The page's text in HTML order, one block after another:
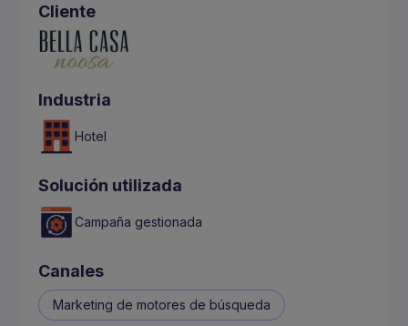
Cliente
Industria
Hotel
Solución utilizada
Campaña gestionada
Canales
Marketing de motores de búsqueda